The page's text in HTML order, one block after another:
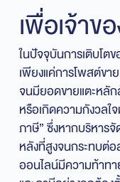
เพื่อเจ้าข
ในปัจจุบันการเติบโต
เพียงแค่การโพสต์ขา
จนมียอดขายแตะหลัก
หรือเกิดความกังวล
ภาษี” ซึ่งหากบริหาร
หลังที่สูงจนกระทบต่
ออนไลน์มีความท้าทา